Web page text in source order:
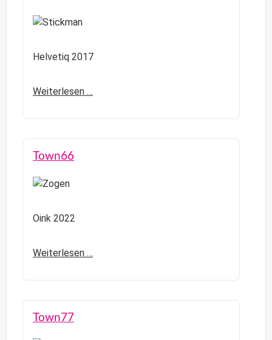
Helvetiq 2017
Weiterlesen …
Town66
Oink 2022
Weiterlesen …
Town77